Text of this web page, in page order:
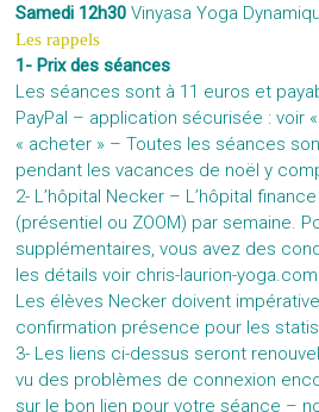
Samedi 12h30Vinyasa Yoga
Les rappels
1- Prix des séances
Les séances sont à 11 euros et
PayPal – application sécurisée : voir
« acheter » – Toutes les séances
pendant les vacances de noël y
2- L’hôpital Necker – L’hôpital
(présentiel ou ZOOM) par semaine.
supplémentaires, vous avez des
les détails voir chris-laurion-yoga.com
Les élèves Necker doivent
confirmation présence pour les
3- Les liens ci-dessus seront
vu des problèmes de connexion
sur le bon lien pour votre séance –